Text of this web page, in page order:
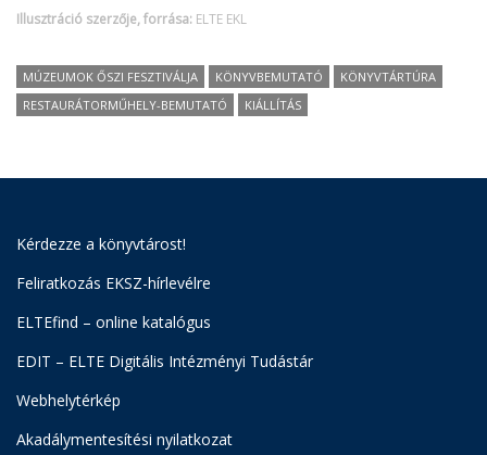
Illusztráció szerzője, forrása: ELTE EKL
MÚZEUMOK ŐSZI FESZTIVÁLJA KÖNYVBEMUTATÓ
KÖNYVTÁRTÚRA
RESTAURÁTORMŰHELY-BEMUTATÓ
KIÁLLÍTÁS
Kérdezze a könyvtárost!
Feliratkozás EKSZ-hírlevélre
ELTEfind – online katalógus
EDIT – ELTE Digitális Intézményi Tudástár
Webhelytérkép
Akadálymentesítési nyilatkozat